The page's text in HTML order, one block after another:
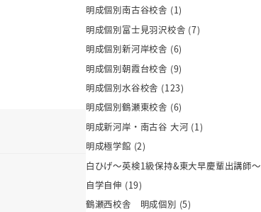
明成個別南古谷校舎 (1)
明成個別富士見羽沢校舎 (7)
明成個別新河岸校舎 (6)
明成個別朝霞台校舎 (9)
明成個別水谷校舎 (123)
明成個別鶴瀬東校舎 (6)
明成新河岸・南古谷 大河 (1)
明成極学館 (2)
白ひげ～英検1級保持&東大早慶輩出講師～
自学自伸 (19)
鶴瀬西校舎 明成個別 (5)